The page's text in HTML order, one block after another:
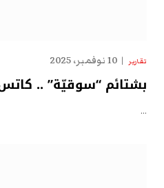
تقارير 10 نوفمبر، 2025
بشتائم “سوقيّة” ..
…